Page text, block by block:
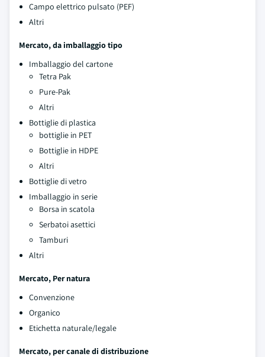
Campo elettrico pulsato (PEF)
Altri
Mercato, da imballaggio tipo
Imballaggio del cartone
Tetra Pak
Pure-Pak
Altri
Bottiglie di plastica
bottiglie in PET
Bottiglie in HDPE
Altri
Bottiglie di vetro
Imballaggio in serie
Borsa in scatola
Serbatoi asettici
Tamburi
Altri
Mercato, Per natura
Convenzione
Organico
Etichetta naturale/legale
Mercato, per canale di distribuzione